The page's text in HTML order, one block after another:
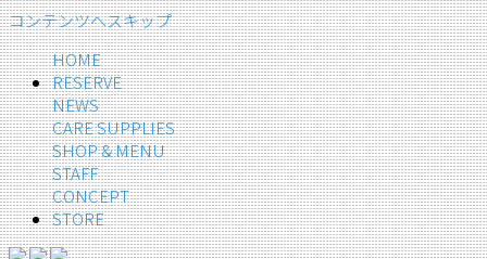
コンテンツへスキップ
HOME
RESERVE
NEWS
CARE SUPPLIES
SHOP & MENU
STAFF
CONCEPT
STORE